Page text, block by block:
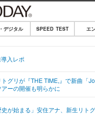
ング
TOP
デジタル SPEED TEST エ
入レポ
グリが『THE TIME,』で新曲「
ーの開催も明らかに
史が始まる」安住アナ、新生リト